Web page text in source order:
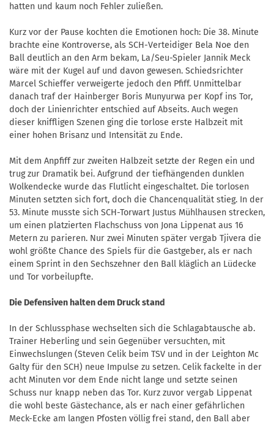
hatten und kaum noch Fehler zuließen.
Kurz vor der Pause kochten die Emotionen hoch: Die 38. Minute
brachte eine Kontroverse, als SCH-Verteidiger Bela Noe den
Ball deutlich an den Arm bekam, La/Seu-Spieler Jannik Meck
wäre mit der Kugel auf und davon gewesen. Schiedsrichter
Marcel Schieffer verweigerte jedoch den Pfiff. Unmittelbar
danach traf der Hainberger Boris Munyurwa per Kopf ins Tor,
doch der Linienrichter entschied auf Abseits. Auch wegen
dieser kniffligen Szenen ging die torlose erste Halbzeit mit
einer hohen Brisanz und Intensität zu Ende.
Mit dem Anpfiff zur zweiten Halbzeit setzte der Regen ein und
trug zur Dramatik bei. Aufgrund der tiefhängenden dunklen
Wolkendecke wurde das Flutlicht eingeschaltet. Die torlosen
Minuten setzten sich fort, doch die Chancenqualität stieg. In der
53. Minute musste sich SCH-Torwart Justus Mühlhausen strecken,
um einen platzierten Flachschuss von Jona Lippenat aus 16
Metern zu parieren. Nur zwei Minuten später vergab Tjivera die
wohl größte Chance des Spiels für die Gastgeber, als er nach
einem Sprint in den Sechszehner den Ball kläglich an Lüdecke
und Tor vorbeilupfte.
Die Defensiven halten dem Druck stand
In der Schlussphase wechselten sich die Schlagabtausche ab.
Trainer Heberling und sein Gegenüber versuchten, mit
Einwechslungen (Steven Celik beim TSV und in der Leighton Mc
Galty für den SCH) neue Impulse zu setzen. Celik fackelte in der
acht Minuten vor dem Ende nicht lange und setzte seinen
Schuss nur knapp neben das Tor. Kurz zuvor vergab Lippenat
die wohl beste Gästechance, als er nach einer gefährlichen
Meck-Ecke am langen Pfosten völlig frei stand, den Ball aber